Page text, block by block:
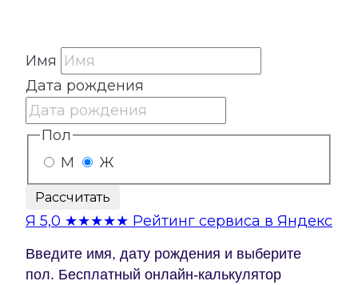
Имя
Дата рождения
Пол
М
Ж
Рассчитать
Я 5,0 ★★★★★ Рейтинг сервиса в Яндекс
Введите имя, дату рождения и выберите
пол. Бесплатный онлайн-калькулятор